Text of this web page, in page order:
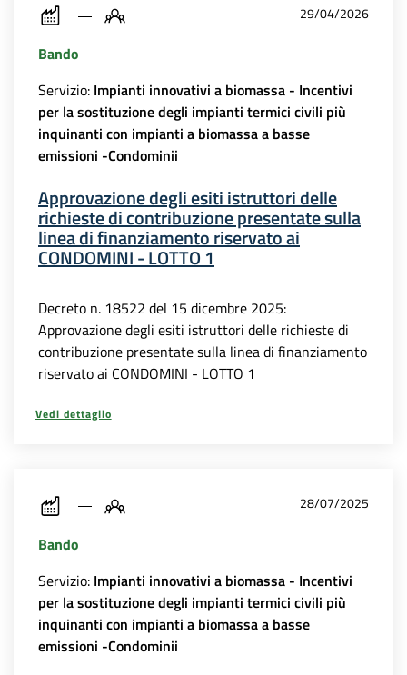
29/04/2026
Bando
Servizio: Impianti innovativi a biomassa - Incentivi
per la sostituzione degli impianti termici civili più
inquinanti con impianti a biomassa a basse
emissioni -Condominii
Approvazione degli esiti istruttori delle
richieste di contribuzione presentate sulla
linea di finanziamento riservato ai
CONDOMINI - LOTTO 1
Decreto n. 18522 del 15 dicembre 2025:
Approvazione degli esiti istruttori delle richieste di
contribuzione presentate sulla linea di finanziamento
riservato ai CONDOMINI - LOTTO 1
Vedi dettaglio
28/07/2025
Bando
Servizio: Impianti innovativi a biomassa - Incentivi
per la sostituzione degli impianti termici civili più
inquinanti con impianti a biomassa a basse
emissioni -Condominii